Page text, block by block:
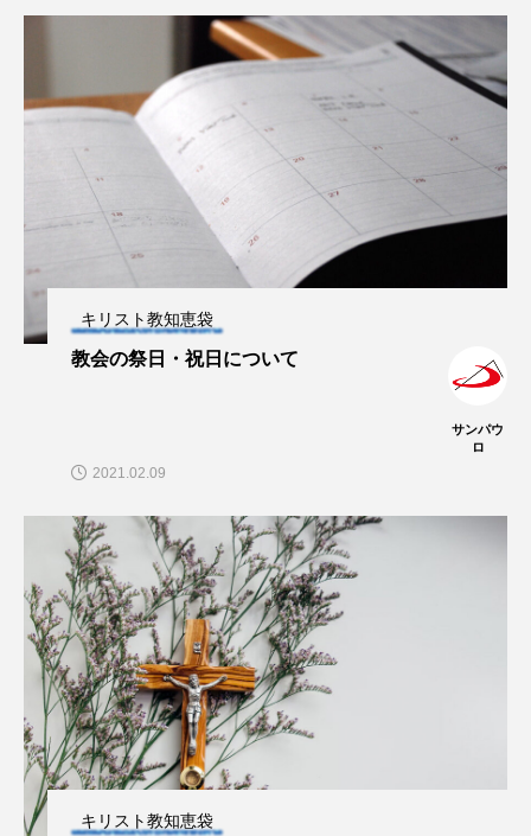
キリスト教知恵袋
教会の祭日・祝日について
サンパウ
ロ
2021.02.09
キリスト教知恵袋